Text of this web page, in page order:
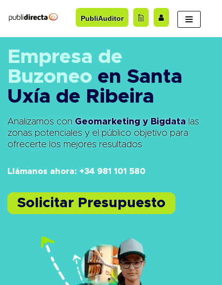
al
PubliAuditor
Empresa de
Buzoneo en Santa
Uxía de Ribeira
Analizamos con Geomarketing y Bigdatalas
zonas potenciales y el público objetivo para
ofrecerte los mejores resultados
Llámanos ahora: +34 981 101 580
Solicitar Presupuesto